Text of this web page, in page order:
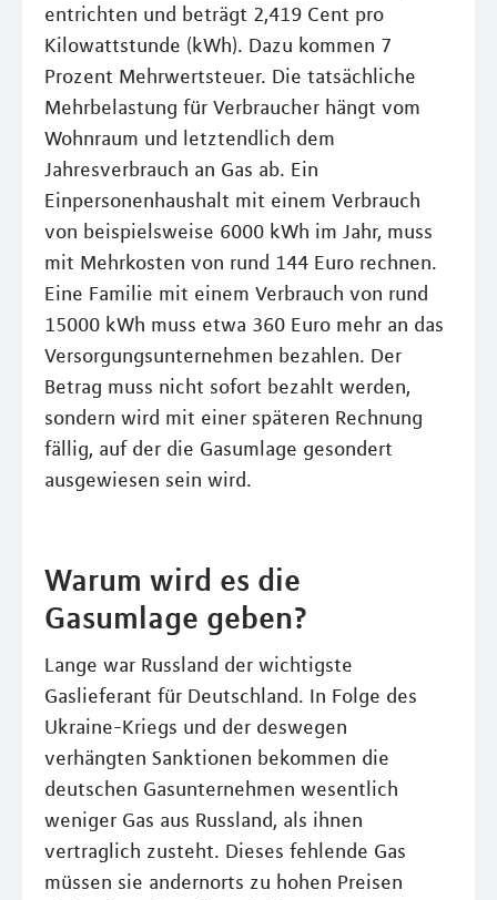
entrichten und beträgt 2,419 Cent pro
Kilowattstunde (kWh). Dazu kommen 7
Prozent Mehrwertsteuer. Die tatsächliche
Mehrbelastung für Verbraucher hängt vom
Wohnraum und letztendlich dem
Jahresverbrauch an Gas ab. Ein
Einpersonenhaushalt mit einem Verbrauch
von beispielsweise 6000 kWh im Jahr, muss
mit Mehrkosten von rund 144 Euro rechnen.
Eine Familie mit einem Verbrauch von rund
15000 kWh muss etwa 360 Euro mehr an das
Versorgungsunternehmen bezahlen. Der
Betrag muss nicht sofort bezahlt werden,
sondern wird mit einer späteren Rechnung
fällig, auf der die Gasumlage gesondert
ausgewiesen sein wird.
Warum wird es die
Gasumlage geben?
Lange war Russland der wichtigste
Gaslieferant für Deutschland. In Folge des
Ukraine-Kriegs und der deswegen
verhängten Sanktionen bekommen die
deutschen Gasunternehmen wesentlich
weniger Gas aus Russland, als ihnen
vertraglich zusteht. Dieses fehlende Gas
müssen sie andernorts zu hohen Preisen